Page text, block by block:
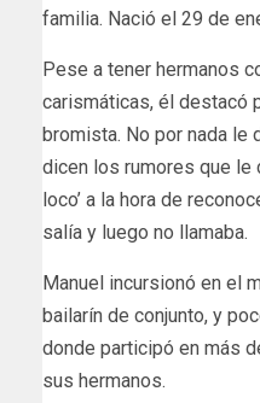
familia. Nació el 29 de
Pese a tener hermanos
carismáticas, él destacó
bromista. No por nada le
dicen los rumores que le
loco’ a la hora de
salía y luego no llamaba.
Manuel incursionó en el
bailarín de conjunto, y
donde participó en más
sus hermanos.